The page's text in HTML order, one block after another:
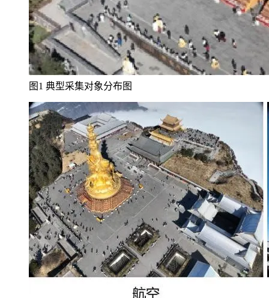
图1 典型采集对象分布图